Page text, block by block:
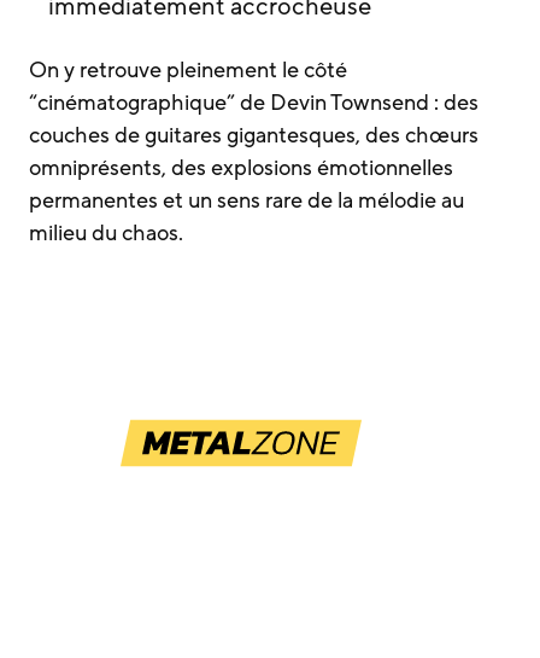
immédiatement accrocheuse
On y retrouve pleinement le côté
“cinématographique” de Devin Townsend : des
couches de guitares gigantesques, des chœurs
omniprésents, des explosions émotionnelles
permanentes et un sens rare de la mélodie au
milieu du chaos.